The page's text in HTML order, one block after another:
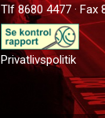
Tlf 8680 4477 ·
Privatlivspolitik